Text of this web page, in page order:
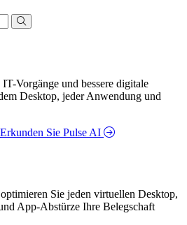
Vorgänge und bessere digitale
Desktop, jeder Anwendung und
Erkunden Sie Pulse AI
Sie jeden virtuellen Desktop,
App-Abstürze Ihre Belegschaft